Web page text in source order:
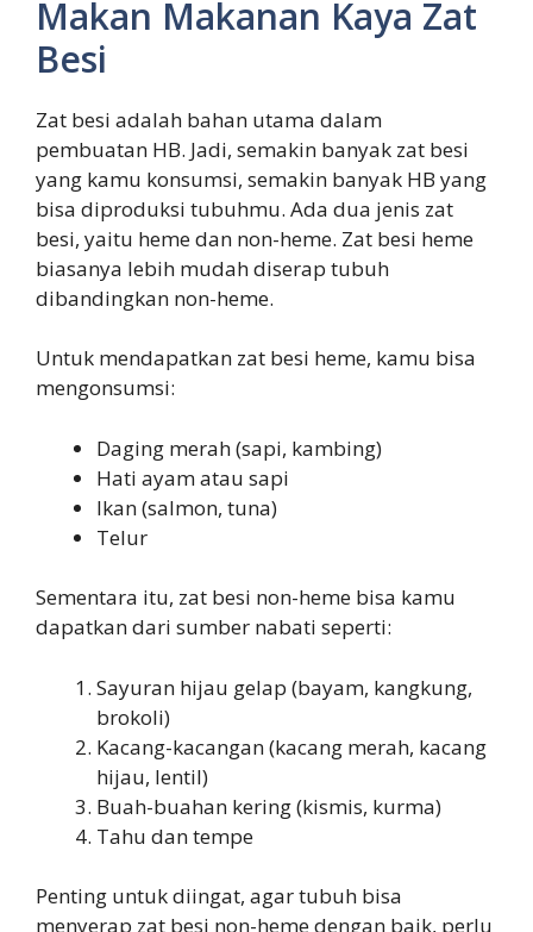
Makan Makanan Kaya Zat
Besi
Zat besi adalah bahan utama dalam
pembuatan HB. Jadi, semakin banyak zat besi
yang kamu konsumsi, semakin banyak HB yang
bisa diproduksi tubuhmu. Ada dua jenis zat
besi, yaitu heme dan non-heme. Zat besi heme
biasanya lebih mudah diserap tubuh
dibandingkan non-heme.
Untuk mendapatkan zat besi heme, kamu bisa
mengonsumsi:
Daging merah (sapi, kambing)
Hati ayam atau sapi
Ikan (salmon, tuna)
Telur
Sementara itu, zat besi non-heme bisa kamu
dapatkan dari sumber nabati seperti:
Sayuran hijau gelap (bayam, kangkung,
brokoli)
Kacang-kacangan (kacang merah, kacang
hijau, lentil)
Buah-buahan kering (kismis, kurma)
Tahu dan tempe
Penting untuk diingat, agar tubuh bisa
menyerap zat besi non-heme dengan baik, perlu